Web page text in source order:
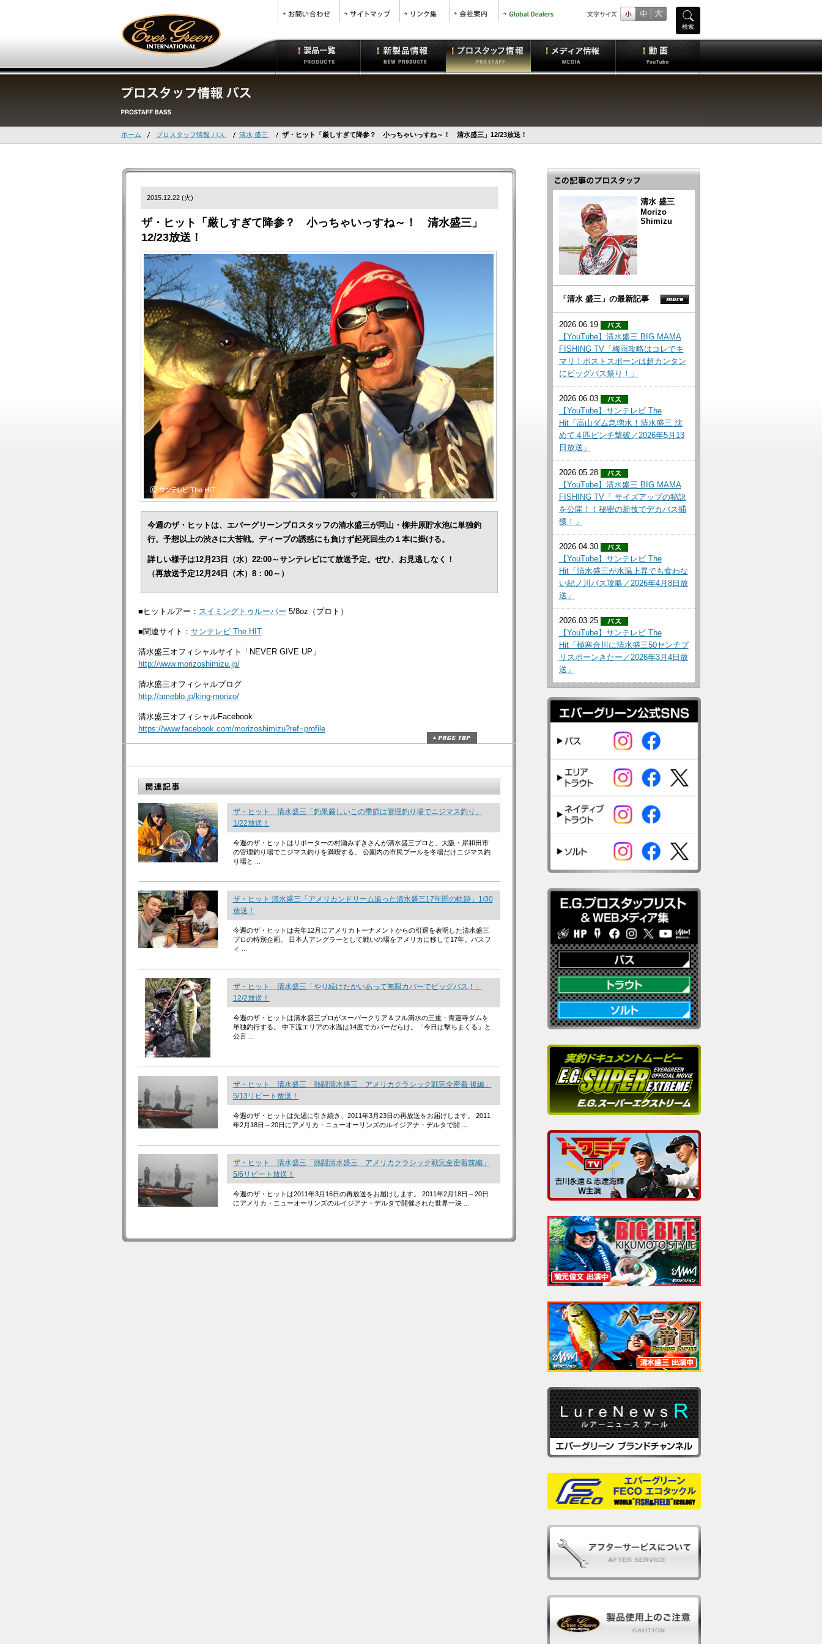
検索
ホーム プロスタッフ情報 バス 清水 盛三 ザ・ヒット「厳しすぎて降参？ 小っちゃいっすね～！ 清水盛三」12/23放送！
2015.12.22 (火)
ザ・ヒット「厳しすぎて降参？ 小っちゃいっすね～！ 清水盛三」
12/23放送！
今週のザ・ヒットは、エバーグリーンプロスタッフの清水盛三が岡山・柳井原貯水池に単独釣
行。予想以上の渋さに大苦戦。ディープの誘惑にも負けず起死回生の１本に掛ける。
詳しい様子は12月23日（水）22:00～サンテレビにて放送予定。ぜひ、お見逃しなく！
（再放送予定12月24日（木）8：00～）
■ヒットルアー： スイミングトゥルーパー 5/8oz（プロト）
■関連サイト： サンテレビ The HIT
清水盛三オフィシャルサイト「NEVER GIVE UP」
http://www.morizoshimizu.jp/
清水盛三オフィシャルブログ
http://ameblo.jp/king-morizo/
清水盛三オフィシャルFacebook
https://www.facebook.com/morizoshimizu?ref=profile
ザ・ヒット 清水盛三「釣果厳しいこの季節は管理釣り場でニジマス釣り」
1/22放送！
今週のザ・ヒットはリポーターの村瀬みずきさんが清水盛三プロと、大阪・岸和田市
の管理釣り場でニジマス釣りを満喫する。 公園内の市民プールを冬場だけニジマス釣
り場と ...
ザ・ヒット 清水盛三「アメリカンドリーム追った清水盛三17年間の軌跡」1/30
放送！
今週のザ・ヒットは去年12月にアメリカトーナメントからの引退を表明した清水盛三
プロの特別企画。 日本人アングラーとして戦いの場をアメリカに移して17年。バスフ
ィ ...
ザ・ヒット 清水盛三「やり続けたかいあって無限カバーでビッグバス！」
12/2放送！
今週のザ・ヒットは清水盛三プロがスーパークリア＆フル満水の三重・青蓮寺ダムを
単独釣行する。 中下流エリアの水温は14度でカバーだらけ。「今日は撃ちまくる」と
公言 ...
ザ・ヒット 清水盛三「熱闘清水盛三 アメリカクラシック戦完全密着 後編」
5/13リピート放送！
今週のザ・ヒットは先週に引き続き、2011年3月23日の再放送をお届けします。 2011
年2月18日～20日にアメリカ・ニューオーリンズのルイジアナ・デルタで開 ...
ザ・ヒット 清水盛三「熱闘清水盛三 アメリカクラシック戦完全密着前編」
5/6リピート放送！
今週のザ・ヒットは2011年3月16日の再放送をお届けします。 2011年2月18日～20日
にアメリカ・ニューオーリンズのルイジアナ・デルタで開催された世界一決 ...
清水 盛三
Morizo
Shimizu
「清水 盛三」の最新記事
2026.06.19
【YouTube】清水盛三 BIG MAMA
FISHING TV「梅雨攻略はコレでキ
マリ！ポストスポーンは超カンタン
にビッグバス祭り！」
2026.06.03
【YouTube】サンテレビ The
Hit「高山ダム急増水！清水盛三 沈
めて４匹ピンチ撃破／2026年5月13
日放送」
2026.05.28
【YouTube】清水盛三 BIG MAMA
FISHING TV「 サイズアップの秘訣
を公開！！秘密の新技でデカバス捕
獲！」
2026.04.30
【YouTube】サンテレビ The
Hit「清水盛三が水温上昇でも食わな
い紀ノ川バス攻略／2026年4月8日放
送」
2026.03.25
【YouTube】サンテレビ The
Hit「極寒合川に清水盛三50センチプ
リスポーンきたー／2026年3月4日放
送」